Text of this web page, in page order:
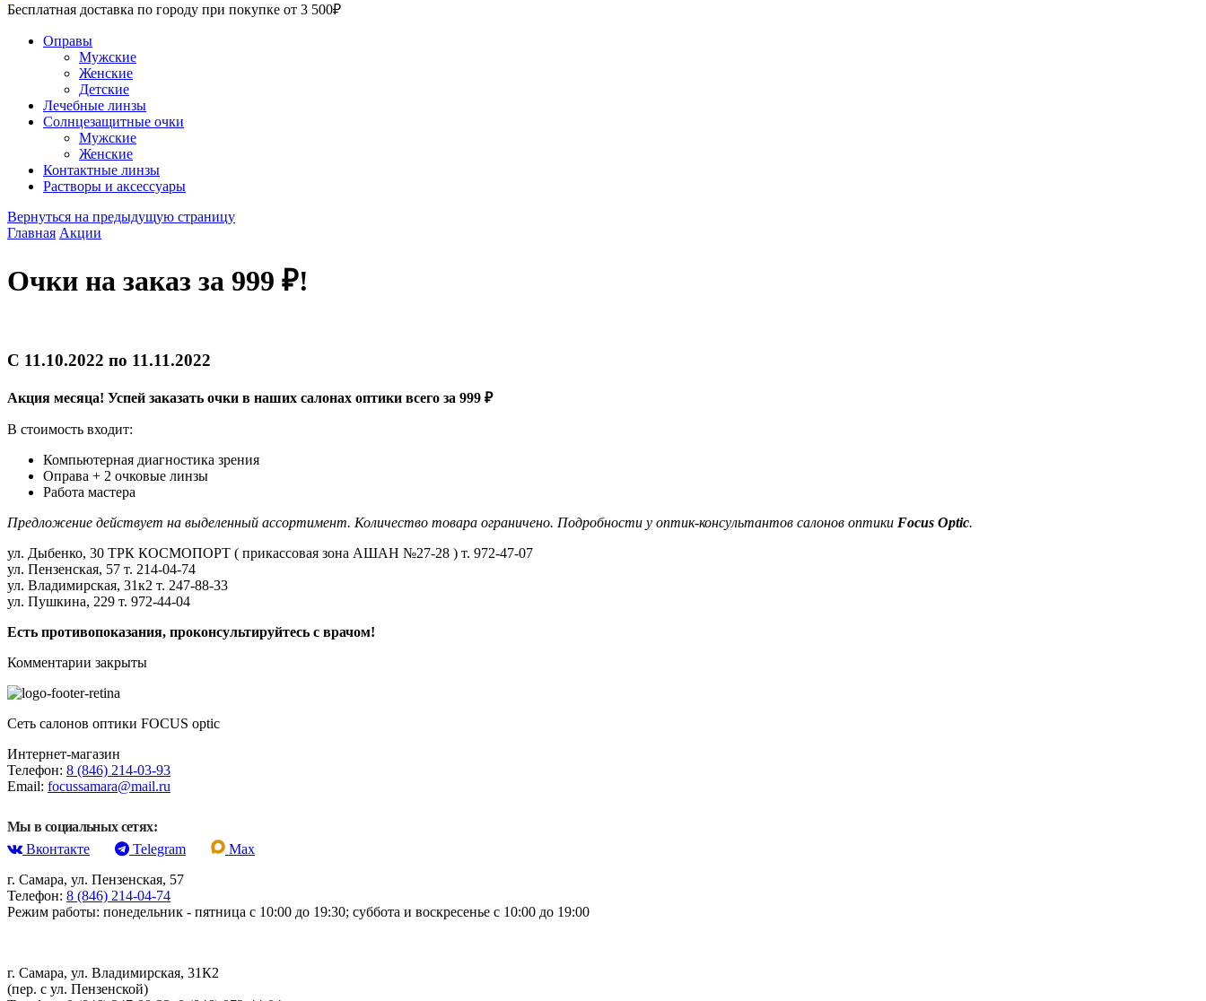
Бесплатная доставка по городу при покупке от 3 500₽
Оправы
Мужские
Женские
Детские
Лечебные линзы
Солнцезащитные очки
Мужские
Женские
Контактные линзы
Растворы и аксессуары
Вернуться на предыдущую страницу
Главная Акции
Очки на заказ за 999 ₽!
С 11.10.2022 по 11.11.2022
Акция месяца! Успей заказать очки в наших салонах оптики всего за 999 ₽
В стоимость входит:
Компьютерная диагностика зрения
Оправа + 2 очковые линзы
Работа мастера
Предложение действует на выделенный ассортимент. Количество товара ограничено. Подробности у оптик-консультантов салонов оптики Focus Optic.
ул. Дыбенко, 30 ТРК КОСМОПОРТ ( прикассовая зона АШАН №27-28 ) т. 972-47-07
ул. Пензенская, 57 т. 214-04-74
ул. Владимирская, 31к2 т. 247-88-33
ул. Пушкина, 229 т. 972-44-04
Есть противопоказания, проконсультируйтесь с врачом!
Комментарии закрыты
Сеть салонов оптики FOCUS optic
Интернет-магазин
Телефон: 8 (846) 214-03-93
Email: focussamara@mail.ru
Мы в социальных сетях:
Вконтакте
Telegram
Max
г. Самара, ул. Пензенская, 57
Телефон: 8 (846) 214-04-74
Режим работы: понедельник - пятница с 10:00 до 19:30; суббота и воскресенье с 10:00 до 19:00
г. Самара, ул. Владимирская, 31К2
(пер. с ул. Пензенской)